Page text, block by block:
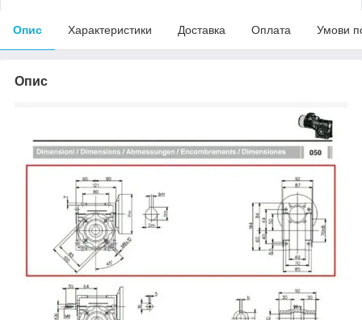
Опис Характеристики Доставка Оплата Умови
Опис